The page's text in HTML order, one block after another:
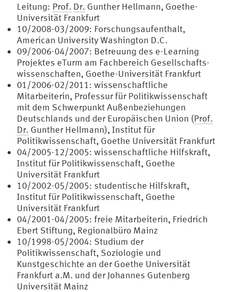
Leitung: Prof. Dr. Gunther Hellmann, Goethe-
Universität Frankfurt
10/2008-03/2009: Forschungsaufenthalt,
American University Washington D.C.
09/2006-04/2007: Betreuung des e-Learning
Projektes eTurm am Fachbereich Gesellschafts-
wissenschaften, Goethe-Universität Frankfurt
01/2006-02/2011: wissenschaftliche
Mitarbeiterin, Professur für Politikwissenschaft
mit dem Schwerpunkt Außenbeziehungen
Deutschlands und der Europäischen Union (Prof.
Dr. Gunther Hellmann), Institut für
Politikwissenschaft, Goethe Universität Frankfurt
04/2005-12/2005: wissenschaftliche Hilfskraft,
Institut für Politikwissenschaft, Goethe
Universität Frankfurt
10/2002-05/2005: studentische Hilfskraft,
Institut für Politikwissenschaft, Goethe
Universität Frankfurt
04/2001-04/2005: freie Mitarbeiterin, Friedrich
Ebert Stiftung, Regionalbüro Mainz
10/1998-05/2004: Studium der
Politikwissenschaft, Soziologie und
Kunstgeschichte an der Goethe Universität
Frankfurt a.M. und der Johannes Gutenberg
Universität Mainz